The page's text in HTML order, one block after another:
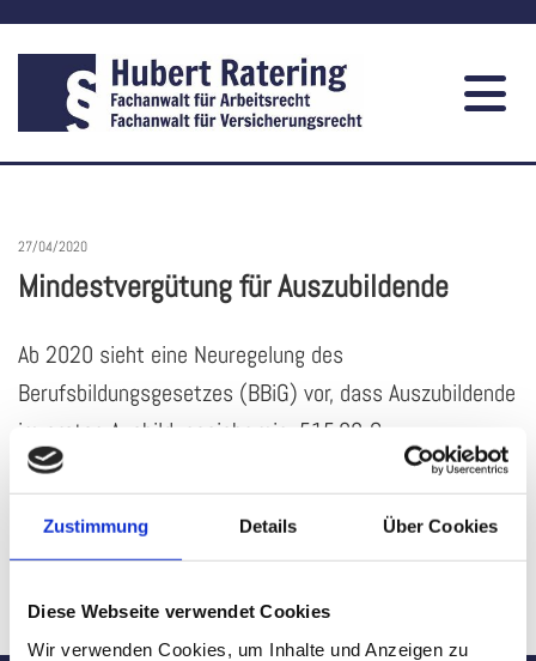
Zustimmung Details Über Cookies
Diese Webseite verwendet Cookies
Wir verwenden Cookies, um Inhalte und Anzeigen zu
27/04/2020
Mindestvergütung für Auszubildende
Ab 2020 sieht eine Neuregelung des
Berufsbildungsgesetzes (BBiG) vor, dass Auszubildende
im ersten Ausbildungsjahr min. 515,00 €
Ausbildungsvergütung im Monat erhalten.
Bis 2023 soll die Mindestvergütung schrittweise auf
620,00 € angehoben werden.